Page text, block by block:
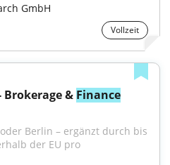
GmbH
Vollzeit
Brokerage & Finance
Berlin – ergänzt durch bis
der EU pro